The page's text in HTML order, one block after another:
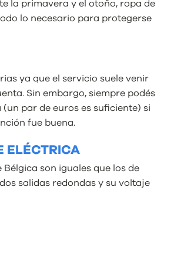
la primavera y el otoño, ropa de
lo necesario para protegerse
ya que el servicio suele venir
Sin embargo, siempre podés
par de euros es suficiente) si
fue buena.
ELÉCTRICA
Bélgica son iguales que los de
salidas redondas y su voltaje